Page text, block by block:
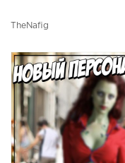
TheNafig